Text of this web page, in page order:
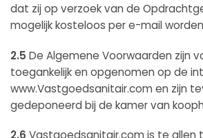
dat zij op verzoek van de
mogelijk kosteloos per e-mail
2.5 De Algemene Voorwaarden zijn
toegankelijk en opgenomen op de
www.Vastgoedsanitair.com en zijn
gedeponeerd bij de kamer van